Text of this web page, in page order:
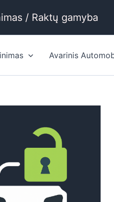
/ Raktų gamyba
Avarinis